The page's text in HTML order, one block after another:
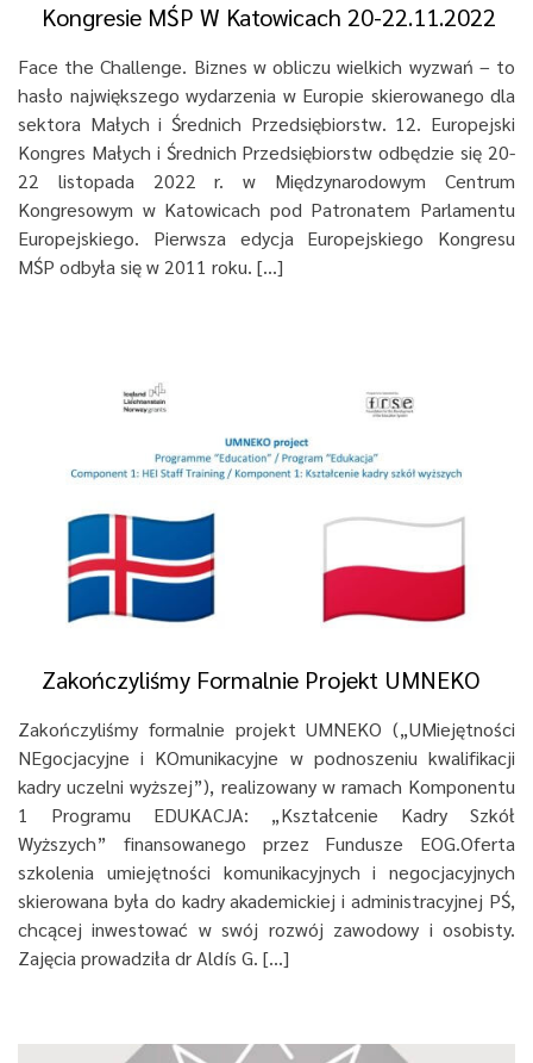
Kongresie MŚP W Katowicach 20-22.11.2022
Face the Challenge. Biznes w obliczu wielkich wyzwań – to
hasło największego wydarzenia w Europie skierowanego dla
sektora Małych i Średnich Przedsiębiorstw. 12. Europejski
Kongres Małych i Średnich Przedsiębiorstw odbędzie się 20-
22 listopada 2022 r. w Międzynarodowym Centrum
Kongresowym w Katowicach pod Patronatem Parlamentu
Europejskiego. Pierwsza edycja Europejskiego Kongresu
MŚP odbyła się w 2011 roku. […]
Zakończyliśmy Formalnie Projekt UMNEKO
Zakończyliśmy formalnie projekt UMNEKO („UMiejętności
NEgocjacyjne i KOmunikacyjne w podnoszeniu kwalifikacji
kadry uczelni wyższej”), realizowany w ramach Komponentu
1 Programu EDUKACJA: „Kształcenie Kadry Szkół
Wyższych” finansowanego przez Fundusze EOG.Oferta
szkolenia umiejętności komunikacyjnych i negocjacyjnych
skierowana była do kadry akademickiej i administracyjnej PŚ,
chcącej inwestować w swój rozwój zawodowy i osobisty.
Zajęcia prowadziła dr Aldís G. […]